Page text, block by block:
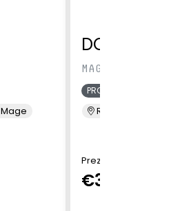
Mage
MAGE L7 PHEV
PRONTA CONSEGNA
Renord Sesto S.
Prezzo di Listino
€39.451